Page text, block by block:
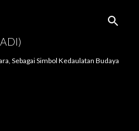
Sebagai Simbol Kedaulatan Budaya